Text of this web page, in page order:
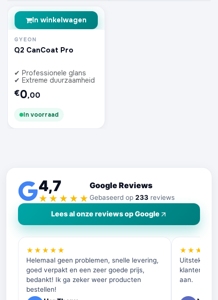
In winkelwagen
GYEON
Q2 CanCoat Pro
✔ Professionele glans
✔ Extreme duurzaamheid
€0,00
In voorraad
4,7
★★★★★
Google Reviews
Gebaseerd op 233 reviews
Lees al onze reviews op Google
★★★★★
Helemaal geen problemen, snelle levering,
goed verpakt en een zeer goede prijs,
bedankt! Ik ga zeker weer producten
bestellen!
★★★★★
aan.